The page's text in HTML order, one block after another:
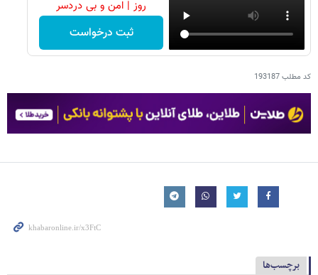
روز | امن و بی دردسر
ثبت درخواست
کد مطلب193187
برچسب‌ها